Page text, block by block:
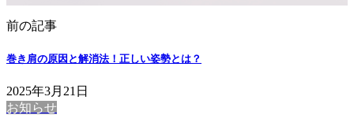
前の記事
巻き肩の原因と解消法！正しい姿勢とは？
2025年3月21日
お知らせ